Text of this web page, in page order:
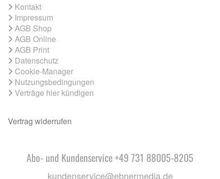
Kontakt
Impressum
AGB Shop
AGB Online
AGB Print
Datenschutz
Cookie-Manager
Nutzungsbedingungen
Verträge hier kündigen
Vertrag widerrufen
Abo- und Kundenservice +49 731 88005-8205
kundenservice@ebnermedia.de